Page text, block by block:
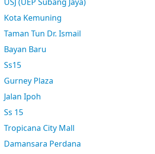
Kota Kemuning
Taman Tun Dr. Ismail
Bayan Baru
Ss15
Gurney Plaza
Jalan Ipoh
Ss 15
Tropicana City Mall
Damansara Perdana